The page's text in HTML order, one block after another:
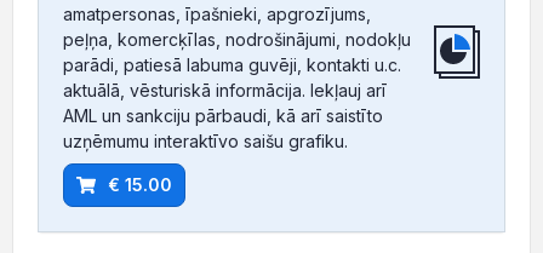
amatpersonas, īpašnieki, apgrozījums,
peļņa, komercķīlas, nodrošinājumi, nodokļu
parādi, patiesā labuma guvēji, kontakti u.c.
aktuālā, vēsturiskā informācija. Iekļauj arī
AML un sankciju pārbaudi, kā arī saistīto
uzņēmumu interaktīvo saišu grafiku.
€ 15.00